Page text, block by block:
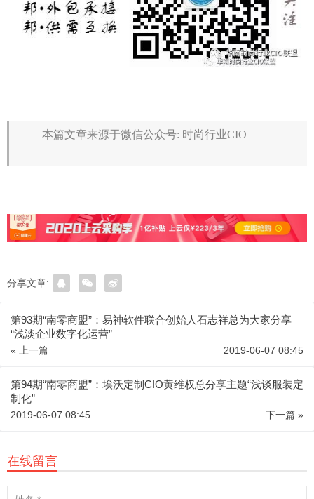
本篇文章来源于微信公众号: 时尚行业CIO
分享文章:
第93期“南零商盟”：易神软件联合创始人石志祥总为大家分享
“浅淡企业数字化运营”
« 上一篇 2019-06-07 08:45
第94期“南零商盟”：埃沃定制CIO黄维权总分享主题“浅谈服装定
制化”
下一篇 »
2019-06-07 08:45
在线留言